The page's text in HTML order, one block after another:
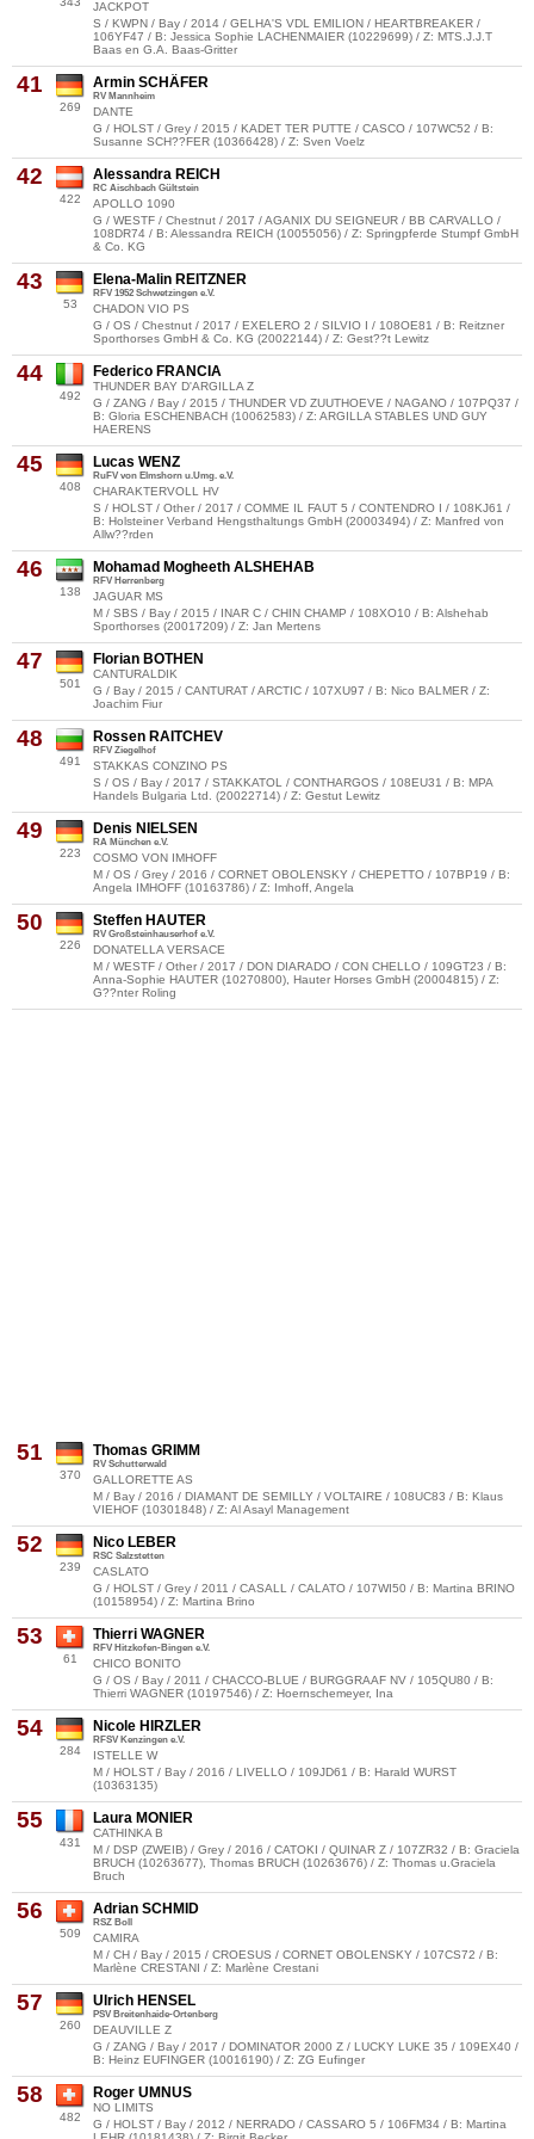
JACKPOT
S / KWPN / Bay / 2014 / GELHA'S VDL EMILION / HEARTBREAKER /
106YF47 / B: Jessica Sophie LACHENMAIER (10229699) / Z: MTS.J.J.T
Baas en G.A. Baas-Gritter
41
269
Armin SCHÄFER
RV Mannheim
DANTE
G / HOLST / Grey / 2015 / KADET TER PUTTE / CASCO / 107WC52 / B:
Susanne SCH??FER (10366428) / Z: Sven Voelz
42
422
Alessandra REICH
RC Aischbach Gültstein
APOLLO 1090
G / WESTF / Chestnut / 2017 / AGANIX DU SEIGNEUR / BB CARVALLO /
108DR74 / B: Alessandra REICH (10055056) / Z: Springpferde Stumpf GmbH
& Co. KG
43
53
Elena-Malin REITZNER
RFV 1952 Schwetzingen e.V.
CHADON VIO PS
G / OS / Chestnut / 2017 / EXELERO 2 / SILVIO I / 108OE81 / B: Reitzner
Sporthorses GmbH & Co. KG (20022144) / Z: Gest??t Lewitz
44
492
Federico FRANCIA
THUNDER BAY D'ARGILLA Z
G / ZANG / Bay / 2015 / THUNDER VD ZUUTHOEVE / NAGANO / 107PQ37 /
B: Gloria ESCHENBACH (10062583) / Z: ARGILLA STABLES UND GUY
HAERENS
45
408
Lucas WENZ
RuFV von Elmshorn u.Umg. e.V.
CHARAKTERVOLL HV
S / HOLST / Other / 2017 / COMME IL FAUT 5 / CONTENDRO I / 108KJ61 /
B: Holsteiner Verband Hengsthaltungs GmbH (20003494) / Z: Manfred von
Allw??rden
46
138
Mohamad Mogheeth ALSHEHAB
RFV Herrenberg
JAGUAR MS
M / SBS / Bay / 2015 / INAR C / CHIN CHAMP / 108XO10 / B: Alshehab
Sporthorses (20017209) / Z: Jan Mertens
47
501
Florian BOTHEN
CANTURALDIK
G / Bay / 2015 / CANTURAT / ARCTIC / 107XU97 / B: Nico BALMER / Z:
Joachim Fiur
48
491
Rossen RAITCHEV
RFV Ziegelhof
STAKKAS CONZINO PS
S / OS / Bay / 2017 / STAKKATOL / CONTHARGOS / 108EU31 / B: MPA
Handels Bulgaria Ltd. (20022714) / Z: Gestut Lewitz
49
223
Denis NIELSEN
RA München e.V.
COSMO VON IMHOFF
M / OS / Grey / 2016 / CORNET OBOLENSKY / CHEPETTO / 107BP19 / B:
Angela IMHOFF (10163786) / Z: Imhoff, Angela
50
226
Steffen HAUTER
RV Großsteinhauserhof e.V.
DONATELLA VERSACE
M / WESTF / Other / 2017 / DON DIARADO / CON CHELLO / 109GT23 / B:
Anna-Sophie HAUTER (10270800), Hauter Horses GmbH (20004815) / Z:
G??nter Roling
51
370
Thomas GRIMM
RV Schutterwald
GALLORETTE AS
M / Bay / 2016 / DIAMANT DE SEMILLY / VOLTAIRE / 108UC83 / B: Klaus
VIEHOF (10301848) / Z: Al Asayl Management
52
239
Nico LEBER
RSC Salzstetten
CASLATO
G / HOLST / Grey / 2011 / CASALL / CALATO / 107WI50 / B: Martina BRINO
(10158954) / Z: Martina Brino
53
61
Thierri WAGNER
RFV Hitzkofen-Bingen e.V.
CHICO BONITO
G / OS / Bay / 2011 / CHACCO-BLUE / BURGGRAAF NV / 105QU80 / B:
Thierri WAGNER (10197546) / Z: Hoernschemeyer, Ina
54
284
Nicole HIRZLER
RFSV Kenzingen e.V.
ISTELLE W
M / HOLST / Bay / 2016 / LIVELLO / 109JD61 / B: Harald WURST
(10363135)
55
431
Laura MONIER
CATHINKA B
M / DSP (ZWEIB) / Grey / 2016 / CATOKI / QUINAR Z / 107ZR32 / B: Graciela
BRUCH (10263677), Thomas BRUCH (10263676) / Z: Thomas u.Graciela
Bruch
56
509
Adrian SCHMID
RSZ Boll
CAMIRA
M / CH / Bay / 2015 / CROESUS / CORNET OBOLENSKY / 107CS72 / B:
Marlène CRESTANI / Z: Marlène Crestani
57
260
Ulrich HENSEL
PSV Breitenhaide-Ortenberg
DEAUVILLE Z
G / ZANG / Bay / 2017 / DOMINATOR 2000 Z / LUCKY LUKE 35 / 109EX40 /
B: Heinz EUFINGER (10016190) / Z: ZG Eufinger
58
482
Roger UMNUS
NO LIMITS
G / HOLST / Bay / 2012 / NERRADO / CASSARO 5 / 106FM34 / B: Martina